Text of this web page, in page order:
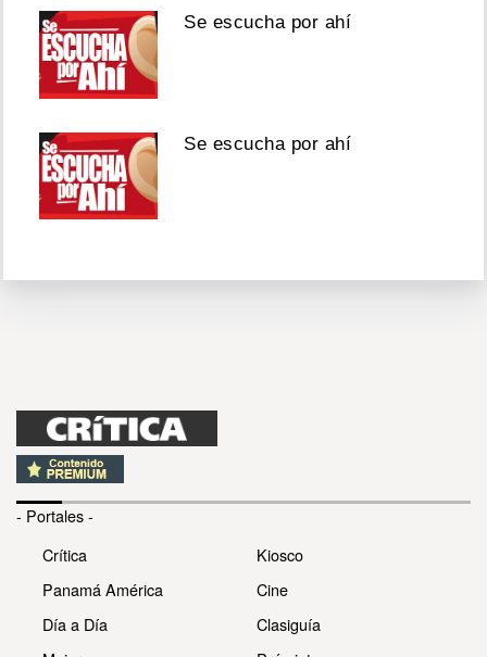
Se escucha por ahí
Se escucha por ahí
- Portales -
Crítica
Panamá América
Día a Día
Kiosco
Cine
Clasiguía